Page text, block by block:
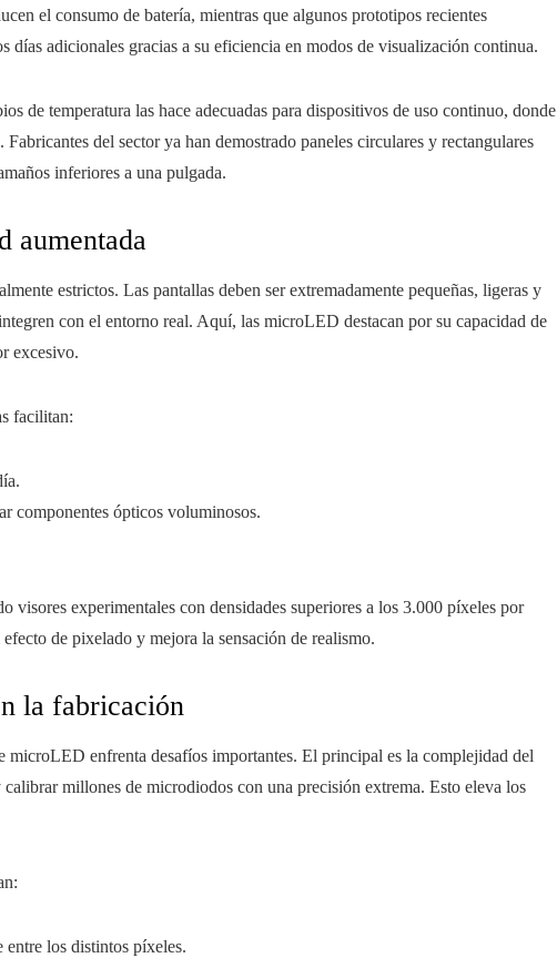
el consumo de batería, mientras que algunos prototipos recientes
días adicionales gracias a su eficiencia en modos de visualización continua.
de temperatura las hace adecuadas para dispositivos de uso continuo, donde
del sector ya han demostrado paneles circulares y rectangulares
inferiores a una pulgada.
aumentada
estrictos. Las pantallas deben ser extremadamente pequeñas, ligeras y
con el entorno real. Aquí, las microLED destacan por su capacidad de
excesivo.
facilitan:
componentes ópticos voluminosos.
visores experimentales con densidades superiores a los 3.000 píxeles por
de pixelado y mejora la sensación de realismo.
la fabricación
microLED enfrenta desafíos importantes. El principal es la complejidad del
millones de microdiodos con una precisión extrema. Esto eleva los
entre los distintos píxeles.